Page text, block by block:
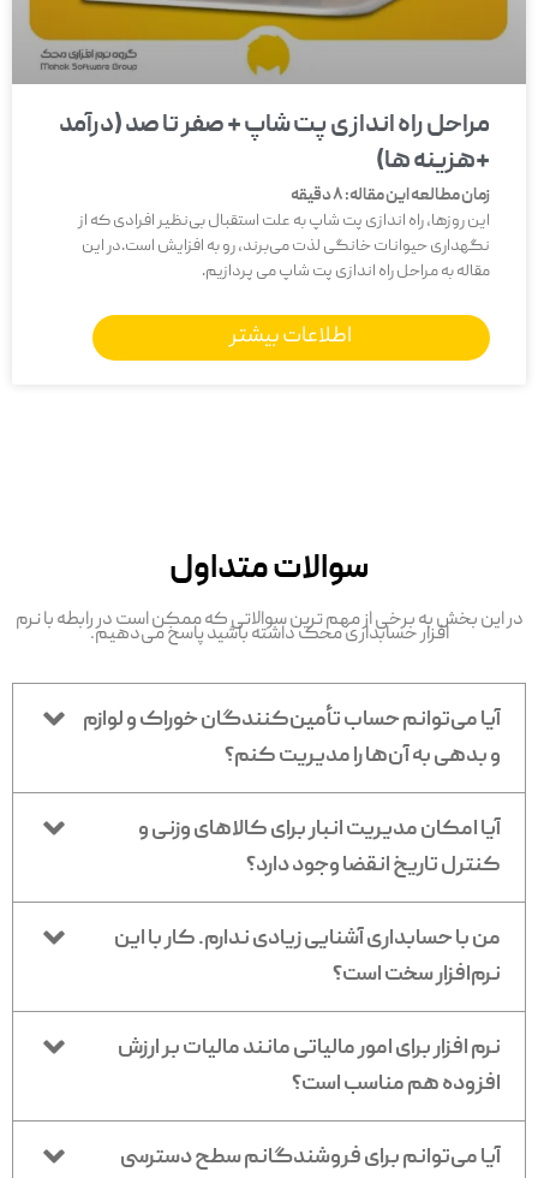
مراحل راه اندازی پت شاپ + صفر تا صد (درآمد
+هزینه ها)
زمان مطالعه این مقاله:8دقیقه
این روزها، راه اندازی پت شاپ به علت استقبال بی‌نظیر افرادی که از
نگهداری حیوانات خانگی لذت می‌برند، رو به افزایش است.در این
مقاله به مراحل راه اندازی پت شاپ می پردازیم.
اطلاعات بیشتر
سوالات متداول
در این بخش به برخی از مهم ترین سوالاتی که ممکن است در رابطه با نرم
افزار حسابداری محک داشته باشید پاسخ می‌دهیم.
آیا می‌توانم حساب تأمین‌کنندگان خوراک و لوازم
و بدهی به آن‌ها را مدیریت کنم؟
آیا امکان مدیریت انبار برای کالاهای وزنی و
کنترل تاریخ انقضا وجود دارد؟
من با حسابداری آشنایی زیادی ندارم. کار با این
نرم‌افزار سخت است؟
نرم افزار برای امور مالیاتی مانند مالیات بر ارزش
افزوده هم مناسب است؟
آیا می‌توانم برای فروشندگانم سطح دسترسی